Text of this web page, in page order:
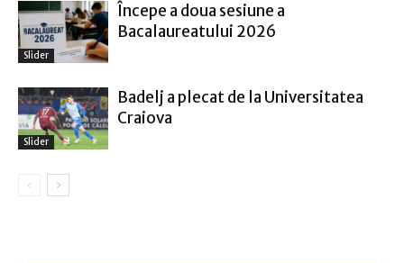
Slider
Începe a doua sesiune a
Bacalaureatului 2026
Slider
Badelj a plecat de la Universitatea
Craiova